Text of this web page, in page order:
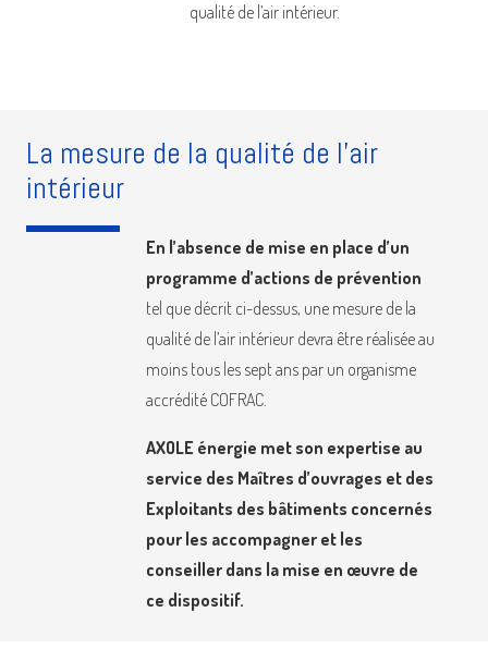
qualité de l’air intérieur.
La mesure de la qualité de l'air
intérieur
En l’absence de mise en place d’un
programme d’actions de prévention
tel que décrit ci-dessus, une mesure de la
qualité de l’air intérieur devra être réalisée au
moins tous les sept ans par un organisme
accrédité COFRAC.
AXOLE énergie met son expertise au
service des Maîtres d’ouvrages et des
Exploitants des bâtiments concernés
pour les accompagner et les
conseiller dans la mise en œuvre de
ce dispositif.